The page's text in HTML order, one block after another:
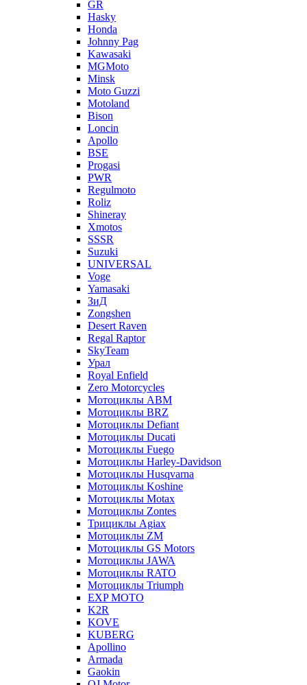
GR
Hasky
Honda
Johnny Pag
Kawasaki
MGMoto
Minsk
Moto Guzzi
Motoland
Bison
Loncin
Apollo
BSE
Progasi
PWR
Regulmoto
Roliz
Shineray
Xmotos
SSSR
Suzuki
UNIVERSAL
Voge
Yamasaki
ЗиД
Zongshen
Desert Raven
Regal Raptor
SkyTeam
Урал
Royal Enfield
Zero Motorcycles
Мотоциклы ABM
Мотоциклы BRZ
Мотоциклы Defiant
Мотоциклы Ducati
Мотоциклы Fuego
Мотоциклы Harley-Davidson
Мотоциклы Husqvarna
Мотоциклы Koshine
Мотоциклы Motax
Мотоциклы Zontes
Трициклы Agiax
Мотоциклы ZM
Мотоциклы GS Motors
Мотоциклы JAWA
Мотоциклы RATO
Мотоциклы Triumph
EXP MOTO
K2R
KOVE
KUBERG
Apollino
Armada
Gaokin